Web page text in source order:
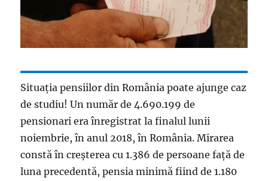
Situația pensiilor din România poate ajunge caz
de studiu! Un număr de 4.690.199 de
pensionari era înregistrat la finalul lunii
noiembrie, în anul 2018, în România. Mirarea
constă în creșterea cu 1.386 de persoane față de
luna precedentă, pensia minimă fiind de 1.180